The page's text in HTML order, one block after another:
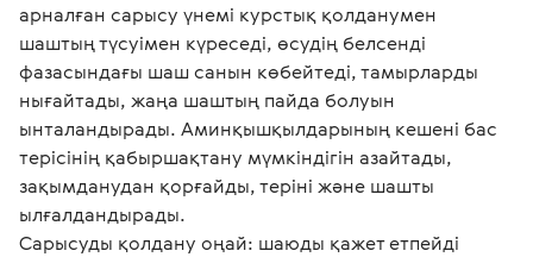
арналған сарысу үнемі курстық қолданумен
шаштың түсуімен күреседі, өсудің белсенді
фазасындағы шаш санын көбейтеді, тамырларды
нығайтады, жаңа шаштың пайда болуын
ынталандырады. Аминқышқылдарының кешені бас
терісінің қабыршақтану мүмкіндігін азайтады,
зақымданудан қорғайды, теріні және шашты
ылғалдандырады.
Сарысуды қолдану оңай: шаюды қажет етпейді